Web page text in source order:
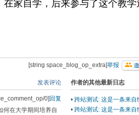
家自学，后来参与了这个教
[string space_blog_op_extra]举报
作者的其他最新日志
•跨站测试: 这是一条来
•跨站测试: 这是一条来
发表评论
0] 回复
何在大学期间培养自